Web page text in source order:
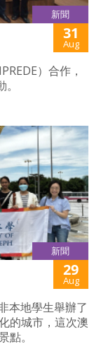
新聞
31
Aug
）合作，
新聞
29
Aug
本地學生舉辦了
的城市，這次澳
。